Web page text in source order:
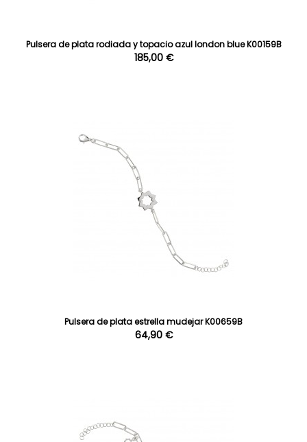
Pulsera de plata rodiada y topacio azul london blue K00159B
185,00 €
Pulsera de plata estrella mudejar K00659B
64,90 €